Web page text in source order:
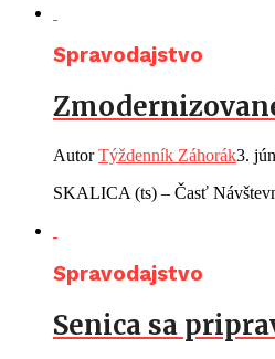
Spravodajstvo
AutorTýždenník Záhorák3.
SKALICA (ts) – Časť
Spravodajstvo
Senica sa